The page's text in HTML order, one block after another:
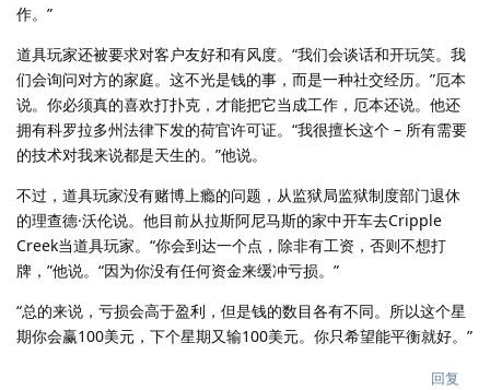
作。”
道具玩家还被要求对客户友好和有风度。“我们会谈话和开玩笑。我
们会询问对方的家庭。这不光是钱的事，而是一种社交经历。”厄本
说。你必须真的喜欢打扑克，才能把它当成工作，厄本还说。他还
拥有科罗拉多州法律下发的荷官许可证。“我很擅长这个 – 所有需要
的技术对我来说都是天生的。”他说。
不过，道具玩家没有赌博上瘾的问题，从监狱局监狱制度部门退休
的理查德·沃伦说。他目前从拉斯阿尼马斯的家中开车去Cripple
Creek当道具玩家。“你会到达一个点，除非有工资，否则不想打
牌，”他说。“因为你没有任何资金来缓冲亏损。”
“总的来说，亏损会高于盈利，但是钱的数目各有不同。所以这个星
期你会赢100美元，下个星期又输100美元。你只希望能平衡就好。”
回复